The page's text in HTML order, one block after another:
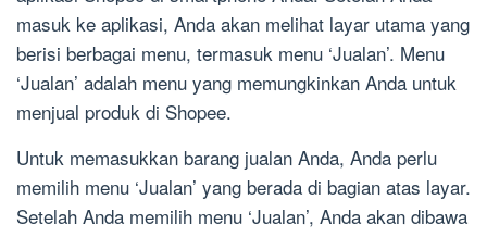
masuk ke aplikasi, Anda akan melihat layar utama yang
berisi berbagai menu, termasuk menu ‘Jualan’. Menu
‘Jualan’ adalah menu yang memungkinkan Anda untuk
menjual produk di Shopee.
Untuk memasukkan barang jualan Anda, Anda perlu
memilih menu ‘Jualan’ yang berada di bagian atas layar.
Setelah Anda memilih menu ‘Jualan’, Anda akan dibawa